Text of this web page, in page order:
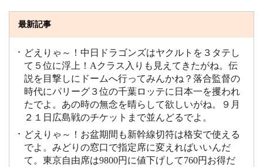
最新記事
どえりゃ～！中日ドラゴンズはヤクルトを３タテし
て５位に浮上！Aクラス入りも見えてきたがね。伝
説を目撃しにドームへ行ってみんかね？落合監督の
時代にパリーグ３位の千葉ロッテに日本一を攫われ
たでよ。あの時の無念を晴らして欲しいがね。９月
２１日広島戦のチケットまで並んどるでよ。
どえりゃ～！お盆期間も新幹線切符は格安で使える
でよ。みどりの窓口で指定席に変えればいいんだ
て。東京自由席は9800円に値下げして760円お得だ